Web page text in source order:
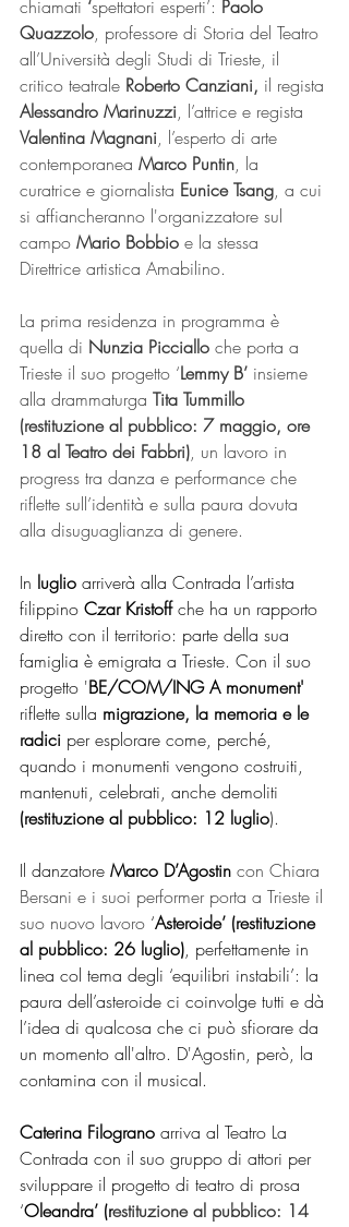
chiamati ‘spettatori esperti’: Paolo
Quazzolo, professore di Storia del Teatro
all’Università degli Studi di Trieste, il
critico teatrale Roberto Canziani, il regista
Alessandro Marinuzzi, l’attrice e regista
Valentina Magnani, l’esperto di arte
contemporanea Marco Puntin, la
curatrice e giornalista Eunice Tsang, a cui
si affiancheranno l'organizzatore sul
campo Mario Bobbio e la stessa
Direttrice artistica Amabilino.
La prima residenza in programma è
quella di Nunzia Picciallo che porta a
Trieste il suo progetto ‘Lemmy B’ insieme
alla drammaturga Tita Tummillo
(restituzione al pubblico: 7 maggio, ore
18 al Teatro dei Fabbri), un lavoro in
progress tra danza e performance che
riflette sull’identità e sulla paura dovuta
alla disuguaglianza di genere.
In luglio arriverà alla Contrada l’artista
filippino Czar Kristoff che ha un rapporto
diretto con il territorio: parte della sua
famiglia è emigrata a Trieste. Con il suo
progetto 'BE/COM/ING A monument'
riflette sulla migrazione, la memoria e le
radici per esplorare come, perché,
quando i monumenti vengono costruiti,
mantenuti, celebrati, anche demoliti
(restituzione al pubblico: 12 luglio).
Il danzatore Marco D’Agostin con Chiara
Bersani e i suoi performer porta a Trieste il
suo nuovo lavoro ‘Asteroide’ (restituzione
al pubblico: 26 luglio), perfettamente in
linea col tema degli ‘equilibri instabili’: la
paura dell’asteroide ci coinvolge tutti e dà
l’idea di qualcosa che ci può sfiorare da
un momento all'altro. D'Agostin, però, la
contamina con il musical.
Caterina Filograno arriva al Teatro La
Contrada con il suo gruppo di attori per
sviluppare il progetto di teatro di prosa
‘Oleandra’ (restituzione al pubblico: 14